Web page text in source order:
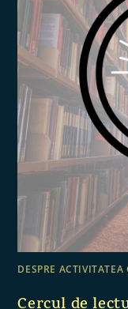
DESPRE ACTIVITATEA